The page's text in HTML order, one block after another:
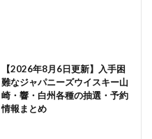
【2026年8月6日更新】入手困
難なジャパニーズウイスキー山
崎・響・白州各種の抽選・予約
情報まとめ